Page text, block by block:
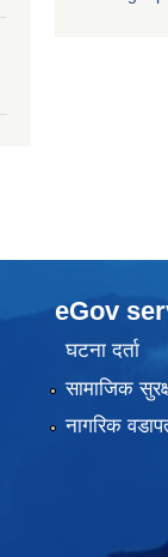
eGov
घटना दर्ता
सामाजिक
नागरिक